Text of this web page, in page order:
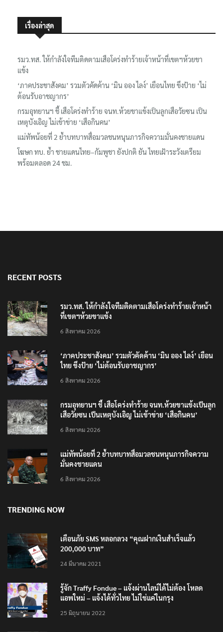
เรื่องล่าสุด
รมว.ทส. ให้กำลังใจทีมติดตามเสือโคร่งทำร้ายเจ้าหน้าที่เขตฯห้วยขา
แข้ง
‘ภาคประชาสังคม’ รวมตัวคัดค้าน ‘มิน ออง ไลง์’ เยือนไทย ขึงป้าย ‘ไม่
ต้อนรับอาชญากร’
กรมอุทยานฯ ชี้ เสือโคร่งทำร้าย จนท.ห้วยขาแข้งเป็นลูกเสือวัยซน เป็น
เหตุบังเอิญ ไม่เข้าข่าย ‘เสือกินคน’
แม่ทัพน้อยที่ 2 ย้ำบทบาทสื่อมวลชนหนุนภารกิจความมั่นคงชายแดน
โฆษก ทบ. ย้ำ ชายแดนไทย–กัมพูชา ยังปกติ ยัน ไทยเฝ้าระวังเตรียม
พร้อมตลอด 24 ชม.
RECENT POSTS
รมว.ทส. ให้กำลังใจทีมติดตามเสือโคร่งทำร้ายเจ้าหน้า
ที่เขตฯห้วยขาแข้ง
6 สิงหาคม 2026
‘ภาคประชาสังคม’ รวมตัวคัดค้าน ‘มิน ออง ไลง์’ เยือน
ไทย ขึงป้าย ‘ไม่ต้อนรับอาชญากร’
6 สิงหาคม 2026
กรมอุทยานฯ ชี้ เสือโคร่งทำร้าย จนท.ห้วยขาแข้งเป็นลูก
เสือวัยซน เป็นเหตุบังเอิญ ไม่เข้าข่าย ‘เสือกินคน’
6 สิงหาคม 2026
แม่ทัพน้อยที่ 2 ย้ำบทบาทสื่อมวลชนหนุนภารกิจความ
มั่นคงชายแดน
6 สิงหาคม 2026
TRENDING NOW
เตือนภัย SMS หลอกลวง “คุณฝากเงินสำเร็จแล้ว
200,000 บาท”
24 มีนาคม 2021
รู้จัก Traffy Fondue – แจ้งผ่านไลน์ได้ไม่ต้อง โหลด
แอพใหม่ – แจ้งได้ทั่วไทย ไม่ใช่แค่ในกรุง
25 มิถุนายน 2022